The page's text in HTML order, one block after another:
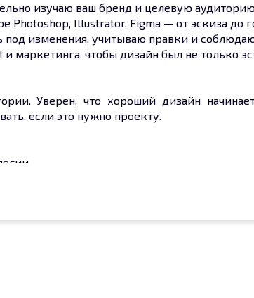
изучаю ваш бренд и целевую
Photoshop, Illustrator, Figma — от эскиза до
под изменения, учитываю правки и
маркетинга, чтобы дизайн был не только
Уверен, что хороший дизайн
если это нужно проекту.